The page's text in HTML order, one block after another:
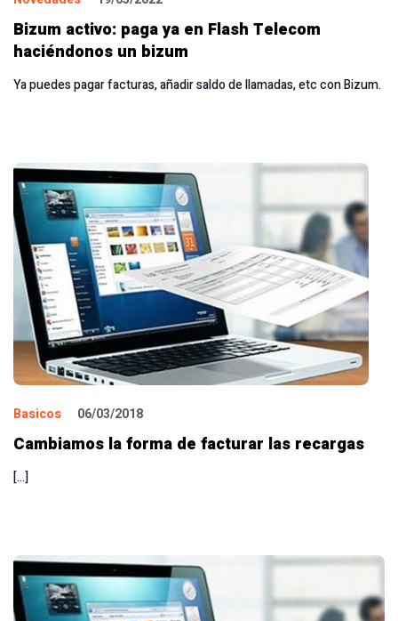
Bizum activo: paga ya en Flash Telecom
haciéndonos un bizum
Ya puedes pagar facturas, añadir saldo de llamadas, etc con Bizum.
Basicos 06/03/2018
Cambiamos la forma de facturar las recargas
[…]